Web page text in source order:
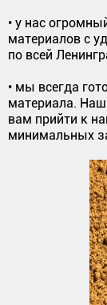
• у нас
материалов с
по всей
• мы всегда
материала.
вам прийти к
минимальных